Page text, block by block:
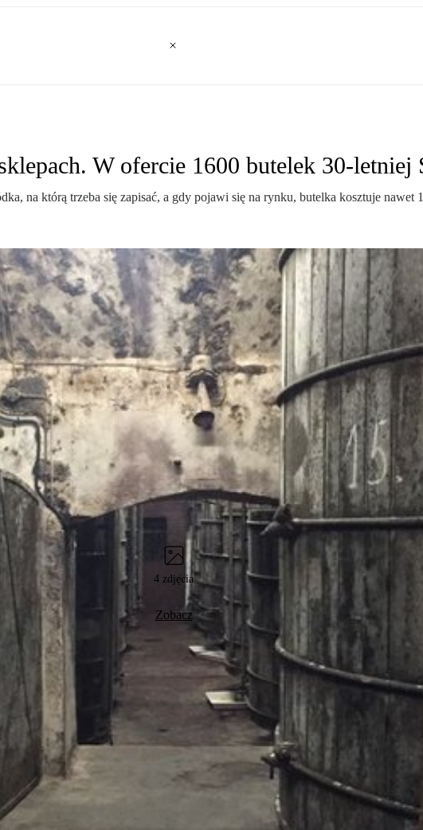
W ofercie 1600 butelek 30-letniej
na którą trzeba się zapisać, a gdy pojawi się na rynku, butelka kosztuje nawet
4 zdjęcia
Zobacz